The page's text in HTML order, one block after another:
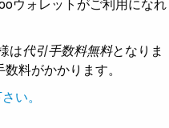
ウォレットがご利用になれ
は代引手数料無料となりま
料がかかります。
い。